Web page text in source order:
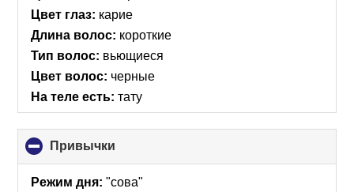
Цвет глаз: карие
Длина волос: короткие
Тип волос: вьющиеся
Цвет волос: черные
На теле есть: тату
Привычки
to
collapse
Режим дня: "сова"